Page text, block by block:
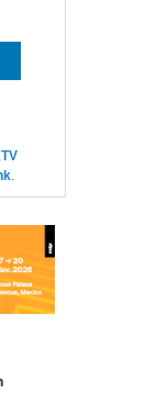
,TV
.